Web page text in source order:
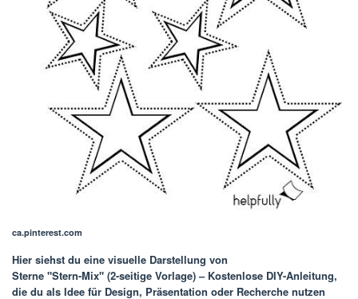
ca.pinterest.com
Hier siehst du eine visuelle Darstellung von
Sterne "Stern-Mix" (2-seitige Vorlage) – Kostenlose DIY-Anleitung,
die du als Idee für Design, Präsentation oder Recherche nutzen